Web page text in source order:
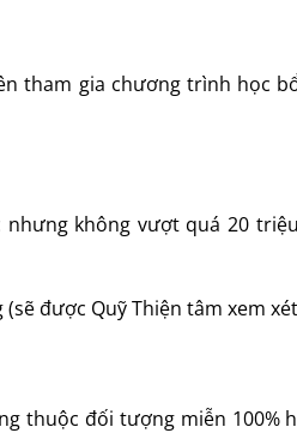
tham gia chương trình học
không vượt quá 20
được Quỹ Thiện tâm xem
thuộc đối tượng miễn 100%